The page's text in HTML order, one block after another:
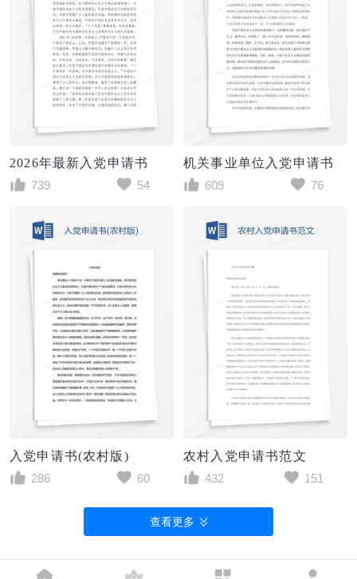
2026年最新入党申请书
739
54
机关事业单位入党申请书
609
76
入党申请书(农村版)
286
60
农村入党申请书范文
432
151
查看更多